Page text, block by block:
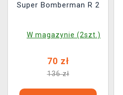
Super Bomberman R 2
W magazynie (2szt.)
70 zł
136 zł